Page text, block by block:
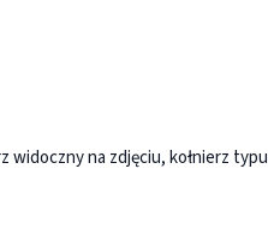
widoczny na zdjęciu, kołnierz typu